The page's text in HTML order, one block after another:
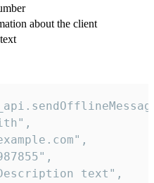
about the client
text",